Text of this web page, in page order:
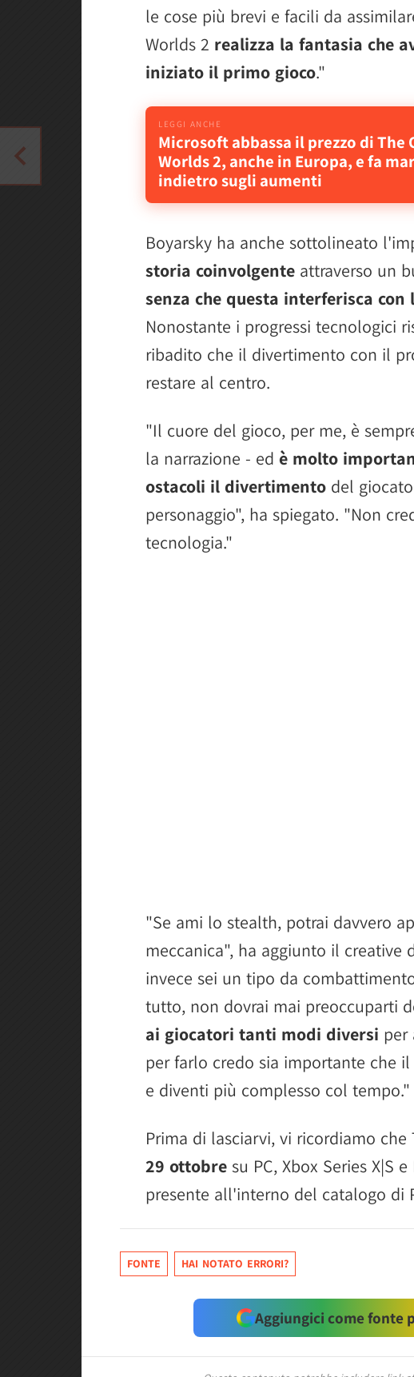
le cose più brevi e facili da
Worlds 2 realizza la fantasia che
iniziato il primo gioco."
Microsoft abbassa il prezzo di The
Worlds 2, anche in Europa, e fa
indietro sugli aumenti
Boyarsky ha anche sottolineato
storia coinvolgente attraverso un
senza che questa interferisca
Nonostante i progressi tecnologici
ribadito che il divertimento con il
restare al centro.
"Il cuore del gioco, per me, è
la narrazione - ed è molto
ostacoli il divertimento del
personaggio", ha spiegato. "Non
tecnologia."
"Se ami lo stealth, potrai davvero
meccanica", ha aggiunto il creative
invece sei un tipo da
tutto, non dovrai mai preoccuparti
ai giocatori tanti modi diversi per
per farlo credo sia importante che
e diventi più complesso col tempo."
Prima di lasciarvi, vi ricordiamo
29 ottobre su PC, Xbox Series X|S
presente all'interno del catalogo di
FONTE HAI NOTATO ERRORI?
Aggiungici come fonte